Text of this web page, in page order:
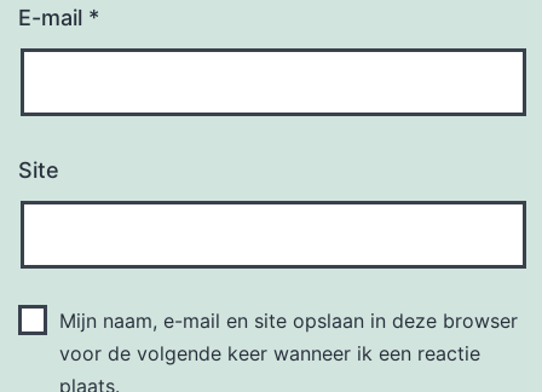
E-mail *
Site
Mijn naam, e-mail en site opslaan in deze browser
voor de volgende keer wanneer ik een reactie
plaats.